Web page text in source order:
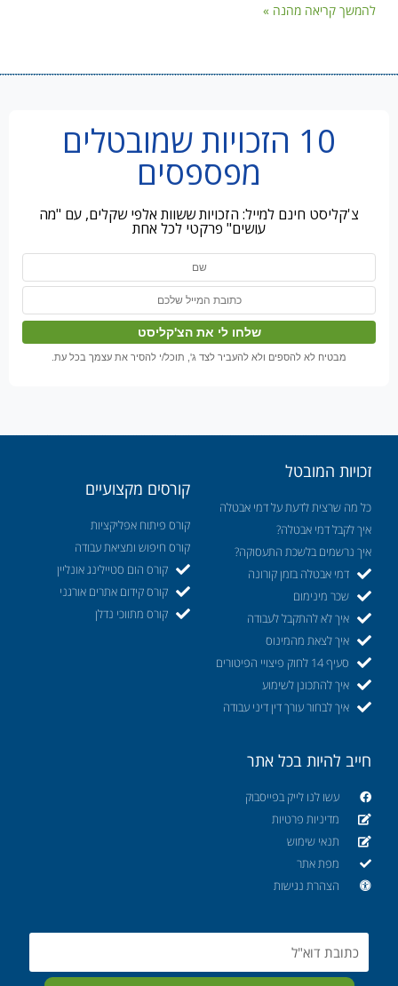
להמשך קריאה מהנה »
10 הזכויות שמובטלים
מפספסים
צ'קליסט חינם למייל: הזכויות ששוות אלפי שקלים, עם "מה
עושים" פרקטי לכל אחת
מבטיח לא להספים ולא להעביר לצד ג', תוכל/י להסיר את עצמך בכל עת.
זכויות המובטל
כל מה שרצית לדעת על דמי אבטלה
איך לקבל דמי אבטלה?
איך נרשמים בלשכת התעסוקה?
דמי אבטלה בזמן קורונה
שכר מינימום
איך לא להתקבל לעבודה
איך לצאת מהמינוס
סעיף 14 לחוק פיצויי הפיטורים
איך להתכונן לשימוע
איך לבחור עורך דין דיני עבודה
קורסים מקצועיים
קורס פיתוח אפליקציות
קורס חיפוש ומציאת עבודה
קורס הום סטיילינג אונליין
קורס קידום אתרים אורגני
קורס מתווכי נדלן
חייב להיות בכל אתר
עשו לנו לייק בפייסבוק
מדיניות פרטיות
תנאי שימוש
מפת אתר
הצהרת נגישות
Email